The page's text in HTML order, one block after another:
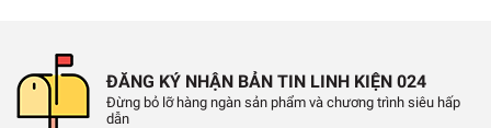
Kích thước lỗ nhỏ ở trong: 0.5 cm
ĐĂNG KÝ NHẬN BẢN TIN LINH KIỆN 024
Đừng bỏ lỡ hàng ngàn sản phẩm và chương trình siêu hấp
dẫn